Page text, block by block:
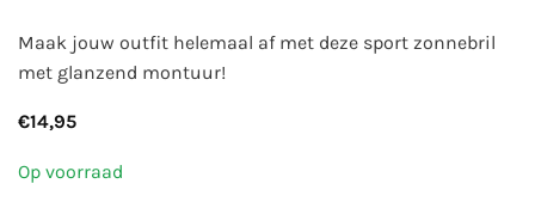
Maak jouw outfit helemaal af met deze sport zonnebril
met glanzend montuur!
€14,95
Op voorraad